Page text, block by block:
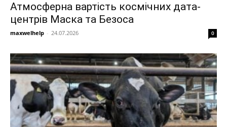
Атмосферна вартість космічних дата-
центрів Маска та Безоса
maxwelhelp - 24.07.2026 0